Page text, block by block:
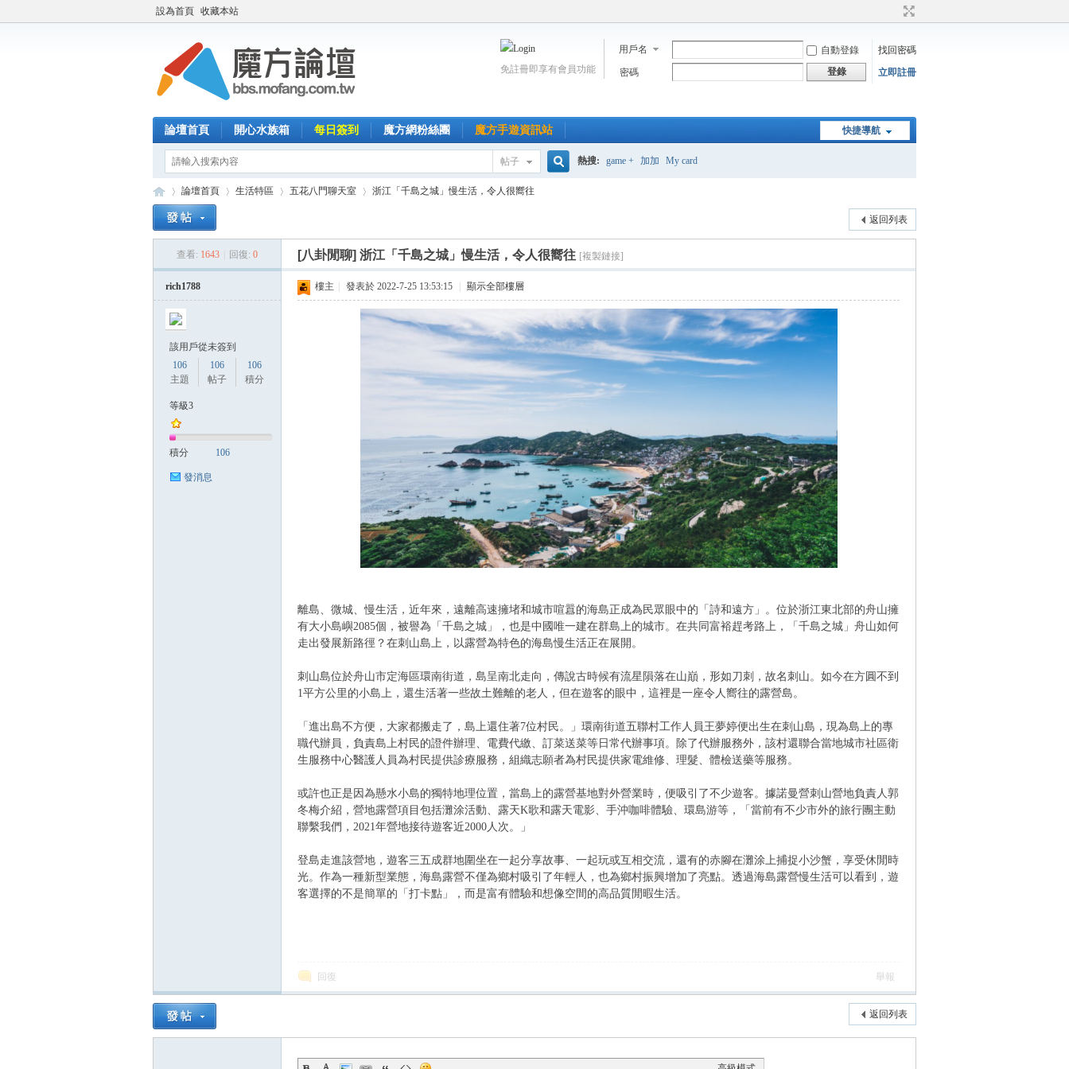
設為首頁 收藏本站
用戶名 自動登錄
找回密碼
密碼
登錄 立即註冊
免註冊即享有會員功能
快捷導航
論壇首頁 開心水族箱 每日簽到 魔方網粉絲團 魔方手遊資訊站
帖子
索
熱搜: game + 加加 My card
論壇首頁 生活特區 五花八門聊天室 浙江「千島之城」慢生活，令人很嚮往
返回列表
查看: 1643 回復: 0 [八卦閒聊] 浙江「千島之城」慢生活，令人很嚮往 [複製鏈接]
rich1788
該用戶從未簽到
106
主題
106
帖子
106
積分
等級3
積分 106
發消息
樓主 發表於 2022-7-25 13:53:15 顯示全部樓層
離島、微城、慢生活，近年來，遠離高速擁堵和城市喧囂的海島正成為民眾眼中的「詩和遠方」。位於浙江東北部的舟山擁
有大小島嶼2085個，被譽為「千島之城」，也是中國唯一建在群島上的城市。在共同富裕趕考路上，「千島之城」舟山如何
走出發展新路徑？在刺山島上，以露營為特色的海島慢生活正在展開。
刺山島位於舟山市定海區環南街道，島呈南北走向，傳說古時候有流星隕落在山巔，形如刀刺，故名刺山。如今在方圓不到
1平方公里的小島上，還生活著一些故土難離的老人，但在遊客的眼中，這裡是一座令人嚮往的露營島。
「進出島不方便，大家都搬走了，島上還住著7位村民。」環南街道五聯村工作人員王夢婷便出生在刺山島，現為島上的專
職代辦員，負責島上村民的證件辦理、電費代繳、訂菜送菜等日常代辦事項。除了代辦服務外，該村還聯合當地城市社區衛
生服務中心醫護人員為村民提供診療服務，組織志願者為村民提供家電維修、理髮、體檢送藥等服務。
或許也正是因為懸水小島的獨特地理位置，當島上的露營基地對外營業時，便吸引了不少遊客。據諾曼營刺山營地負責人郭
冬梅介紹，營地露營項目包括灘涂活動、露天K歌和露天電影、手沖咖啡體驗、環島游等，「當前有不少市外的旅行團主動
聯繫我們，2021年營地接待遊客近2000人次。」
登島走進該營地，遊客三五成群地圍坐在一起分享故事、一起玩或互相交流，還有的赤腳在灘涂上捕捉小沙蟹，享受休閒時
光。作為一種新型業態，海島露營不僅為鄉村吸引了年輕人，也為鄉村振興增加了亮點。透過海島露營慢生活可以看到，遊
客選擇的不是簡單的「打卡點」，而是富有體驗和想像空間的高品質閒暇生活。
回復 舉報
返回列表